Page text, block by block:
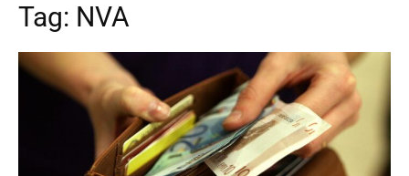
Tag: NVA